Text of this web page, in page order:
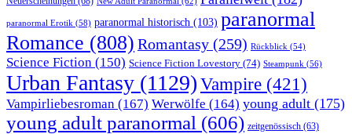
paranormal Erotik (58) paranormal historisch (103) paranormal
Romance (808) Romantasy (259) Rückblick (54)
Science Fiction (150) Science Fiction Lovestory (74) Steampunk (56)
Urban Fantasy (1129) Vampire (421)
Vampirliebesroman (167) Werwölfe (164) young adult (175)
young adult paranormal (606) zeitgenössisch (63)